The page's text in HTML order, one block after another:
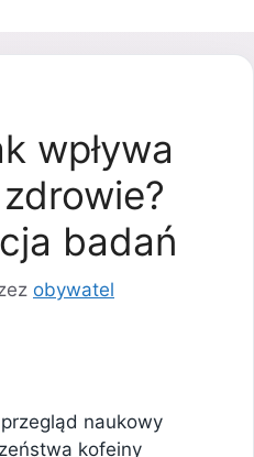
wpływa
badań
obywatel
naukowy
kofeiny